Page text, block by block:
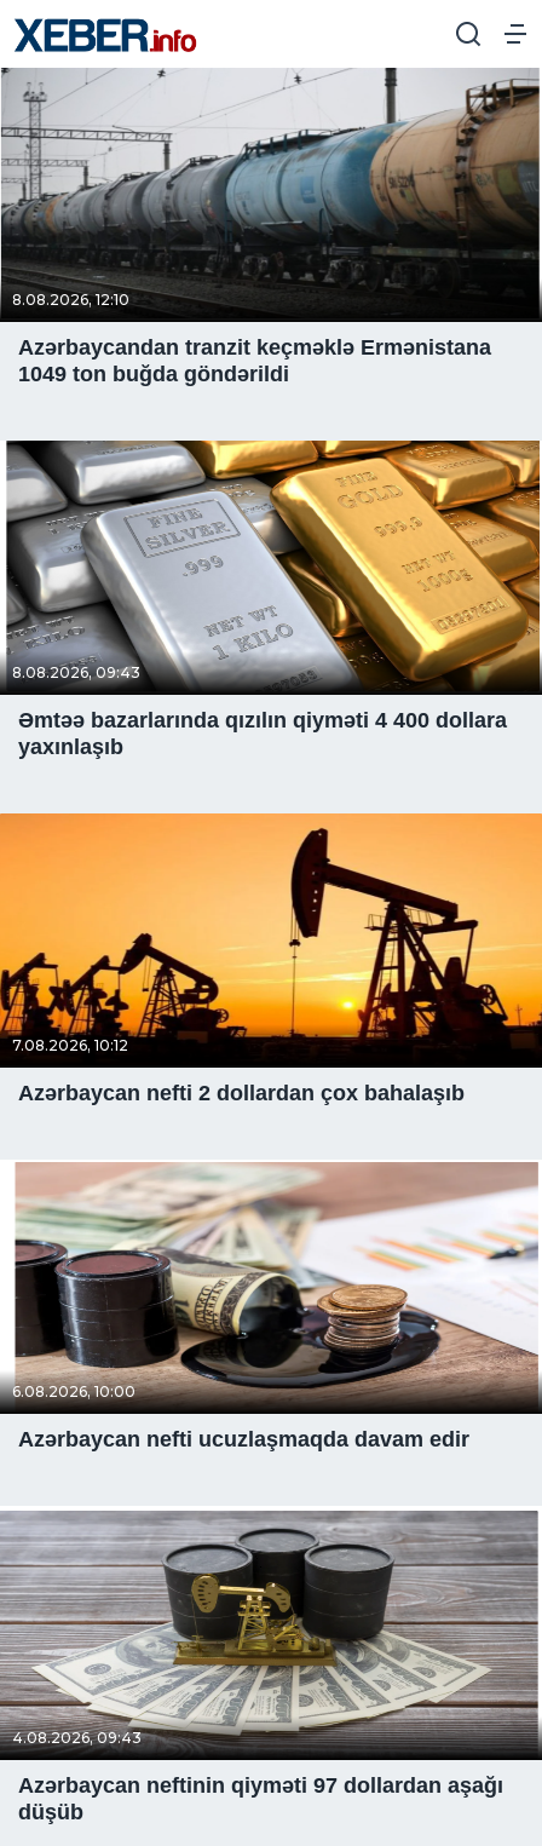
8.08.2026, 12:10
Azərbaycandan tranzit keçməklə Ermənistana
1049 ton buğda göndərildi
8.08.2026, 09:43
Əmtəə bazarlarında qızılın qiyməti 4 400 dollara
yaxınlaşıb
7.08.2026, 10:12
Azərbaycan nefti 2 dollardan çox bahalaşıb
6.08.2026, 10:00
Azərbaycan nefti ucuzlaşmaqda davam edir
4.08.2026, 09:43
Azərbaycan neftinin qiyməti 97 dollardan aşağı
düşüb